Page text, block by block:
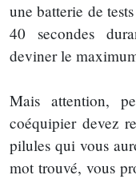
une batterie de
40 secondes
deviner le
Mais attention,
coéquipier devez
pilules qui vous
mot trouvé, vous